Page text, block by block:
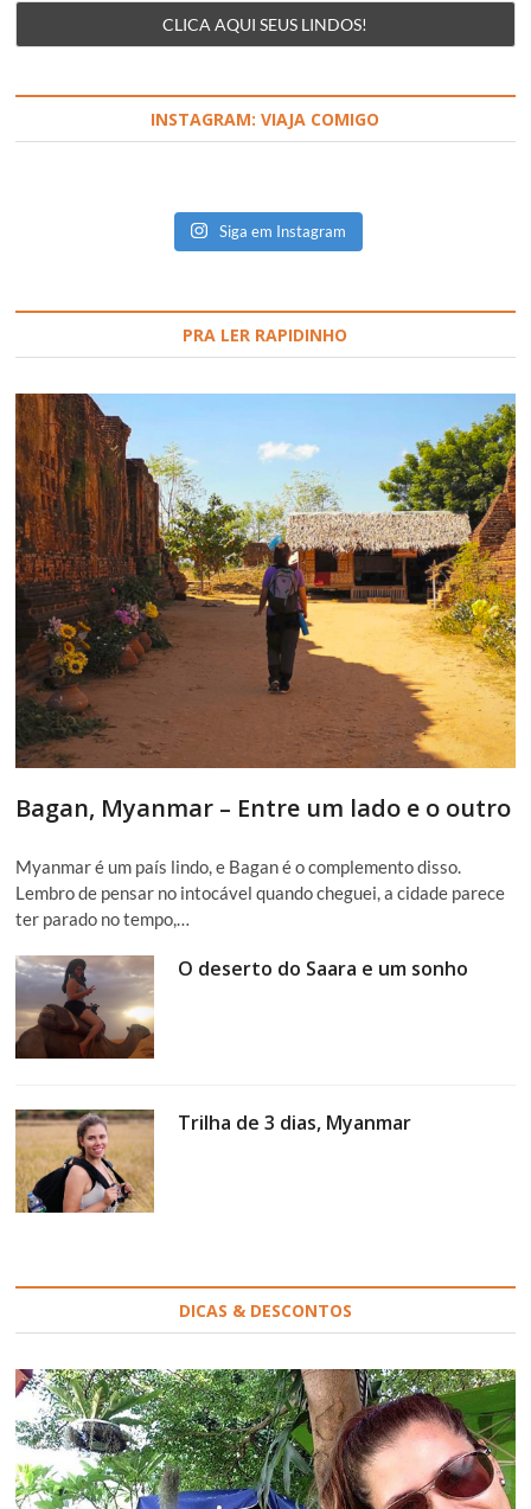
INSTAGRAM: VIAJA COMIGO
Siga em Instagram
PRA LER RAPIDINHO
Bagan, Myanmar – Entre um lado e o outro
Myanmar é um país lindo, e Bagan é o complemento disso.
Lembro de pensar no intocável quando cheguei, a cidade parece
ter parado no tempo,…
O deserto do Saara e um sonho
Trilha de 3 dias, Myanmar
DICAS & DESCONTOS